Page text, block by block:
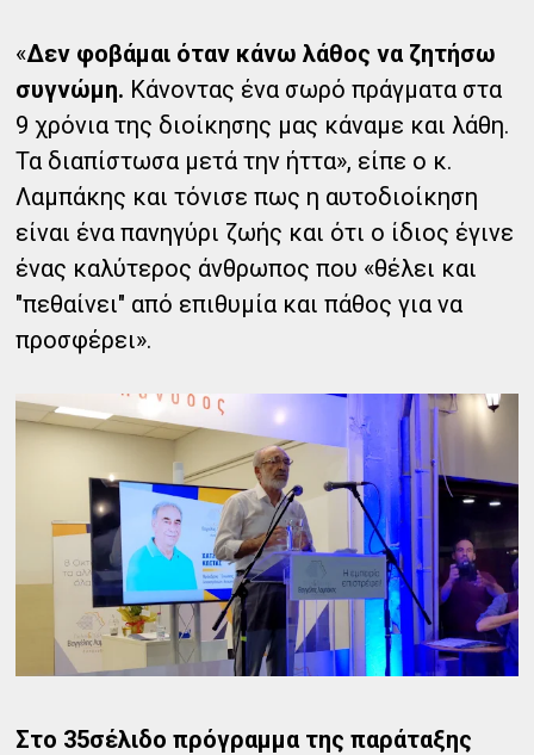
«Δεν φοβάμαι όταν κάνω λάθος να ζητήσω
συγνώμη. Κάνοντας ένα σωρό πράγματα στα
9 χρόνια της διοίκησης μας κάναμε και λάθη.
Τα διαπίστωσα μετά την ήττα», είπε ο κ.
Λαμπάκης και τόνισε πως η αυτοδιοίκηση
είναι ένα πανηγύρι ζωής και ότι ο ίδιος έγινε
ένας καλύτερος άνθρωπος που «θέλει και
"πεθαίνει" από επιθυμία και πάθος για να
προσφέρει».
Στο 35σέλιδο πρόγραμμα της παράταξης